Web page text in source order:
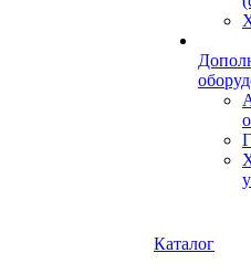
Каталог